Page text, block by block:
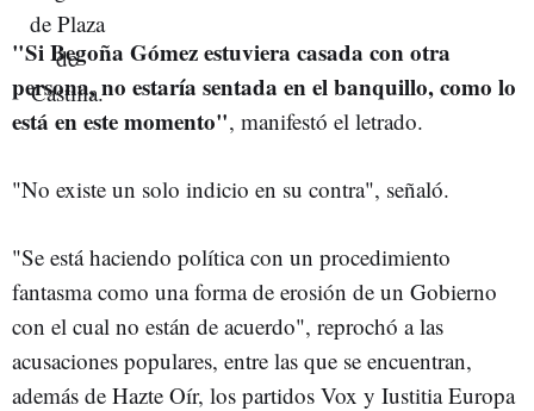
"Si Begoña Gómez estuviera casada con otra
persona, no estaría sentada en el banquillo, como lo
está en este momento", manifestó el letrado.
"No existe un solo indicio en su contra", señaló.
"Se está haciendo política con un procedimiento
fantasma como una forma de erosión de un Gobierno
con el cual no están de acuerdo", reprochó a las
acusaciones populares, entre las que se encuentran,
además de Hazte Oír, los partidos Vox y Iustitia Europa